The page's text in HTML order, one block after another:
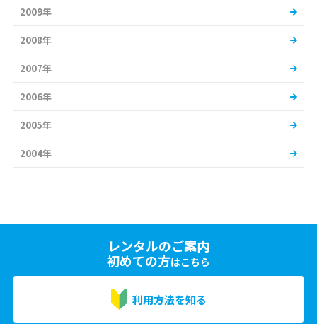
2009年
2008年
2007年
2006年
2005年
2004年
レンタルのご案内
初めての方はこちら
利用方法を知る